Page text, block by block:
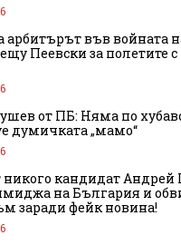
арбитърът във войната
Пеевски за полетите с
от ПБ: Няма по
думичката „мамо“
никого кандидат Андрей
на България и
заради фейк новина!